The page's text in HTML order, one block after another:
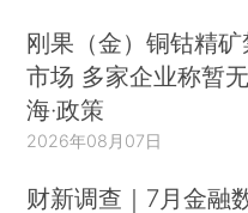
刚果（金）铜钴精
市场 多家企业称暂
海·政策
2026年08月07日
财新调查｜7月金融